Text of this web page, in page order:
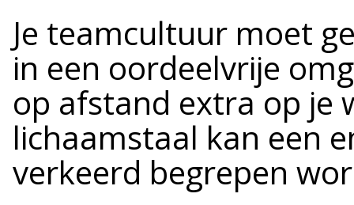
Je teamcultuur moet
in een oordeelvrije
op afstand extra op je
lichaamstaal kan een
verkeerd begrepen